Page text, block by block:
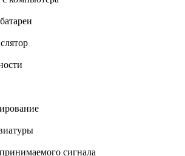
сигнала